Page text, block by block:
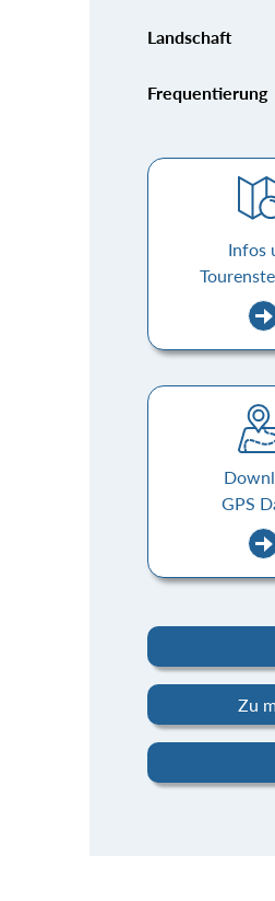
Landschaft
Frequentierung
Infos
GPS
Zu